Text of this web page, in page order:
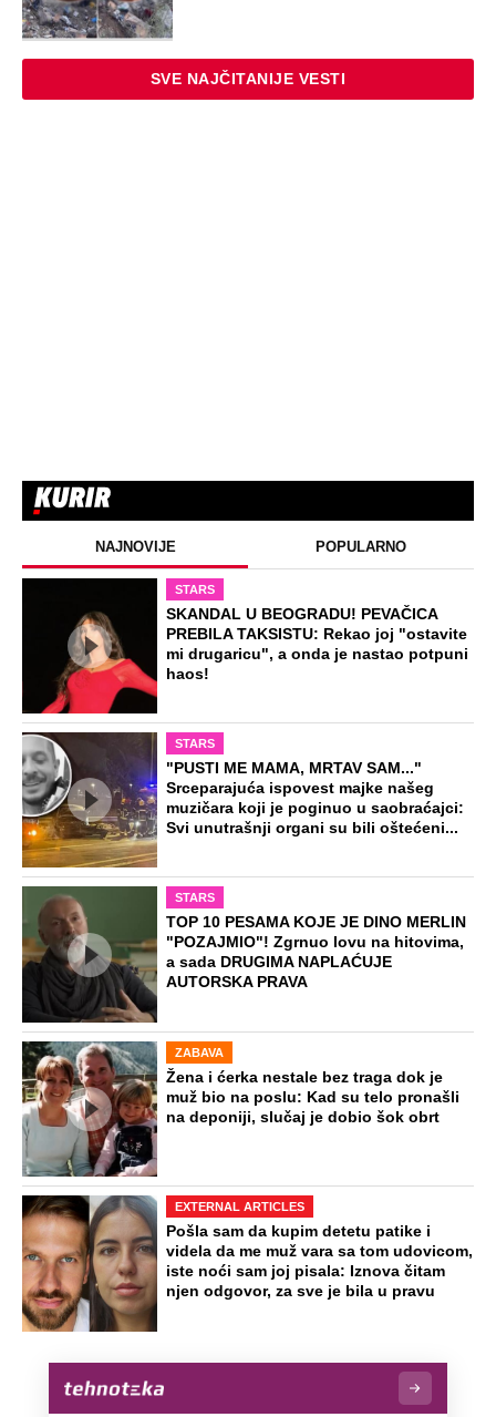
SVE NAJČITANIJE VESTI
NAJNOVIJE POPULARNO
STARS
SKANDAL U BEOGRADU! PEVAČICA
PREBILA TAKSISTU: Rekao joj "ostavite
mi drugaricu", a onda je nastao potpuni
haos!
STARS
"PUSTI ME MAMA, MRTAV SAM..."
Srceparajuća ispovest majke našeg
muzičara koji je poginuo u saobraćajci:
Svi unutrašnji organi su bili oštećeni...
STARS
TOP 10 PESAMA KOJE JE DINO MERLIN
"POZAJMIO"! Zgrnuo lovu na hitovima,
a sada DRUGIMA NAPLAĆUJE
AUTORSKA PRAVA
ZABAVA
Žena i ćerka nestale bez traga dok je
muž bio na poslu: Kad su telo pronašli
na deponiji, slučaj je dobio šok obrt
EXTERNAL ARTICLES
Pošla sam da kupim detetu patike i
videla da me muž vara sa tom udovicom,
iste noći sam joj pisala: Iznova čitam
njen odgovor, za sve je bila u pravu